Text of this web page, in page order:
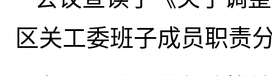
区关工委班子成员职责